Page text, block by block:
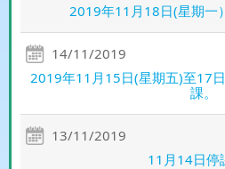
2019年11月18日(星期一
14/11/2019
2019年11月15日(星期五)至17
課。
13/11/2019
11月14日停